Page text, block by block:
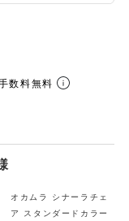
数料無料
オカムラ シナーラチェ
ア スタンダードカラー